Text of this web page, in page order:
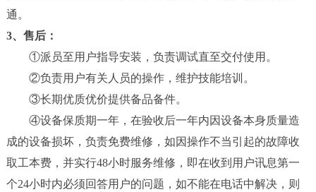
心
工
程
案
例
客
户
中
通。
3、售后：
①派员至用户指导安装，负责调试直至交付使用。
②负责用户有关人员的操作，维护技能培训。
③长期优质优价提供备品备件。
④设备保质期一年，在验收后一年内因设备本身质量造
成的设备损坏，负责免费维修，如因操作不当引起的故障收
取工本费，并实行48小时服务维修，即在收到用户讯息第一
个24小时内必须回答用户的问题，如不能在电话中解决，则